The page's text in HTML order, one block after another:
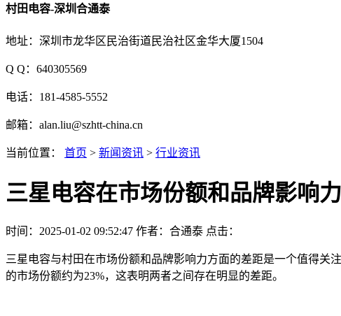
村田电容-深圳合通泰
地址：深圳市龙华区民治街道民治社区金华大厦1504
Q Q：640305569
电话：181-4585-5552
邮箱：alan.liu@szhtt-china.cn
当前位置： 首页 > 新闻资讯 > 行业资讯
三星电容在市场份额和品牌影响
时间：2025-01-02 09:52:47 作者：合通泰 点击：
三星电容与村田在市场份额和品牌影响力方面的差距是一个值得关
的市场份额约为23%，这表明两者之间存在明显的差距。